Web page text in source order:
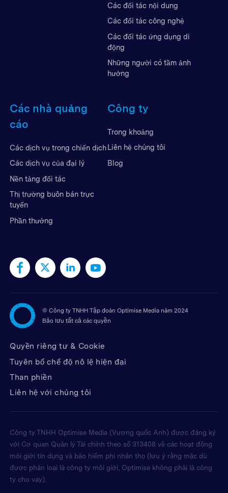
Các đối tác nội dung
Các đối tác công nghệ
Các đối tác ứng dụng di
động
Những người có tầm ảnh
hưởng
Các nhà quảng
cáo
Các dịch vụ trong chiến dịch
Các dịch vụ của đại lý
Nền tảng đối tác
Thị trường buôn bán trực
tuyến
Phần thưởng
Công ty
Trong khoảng
Liên hệ chúng tôi
Blog
© Công ty TNHH Tập đoàn Optimise Media năm 2024
Bảo lưu tất cả các quyền
Quyền riêng tư & Cookie
Tuyên bố chế độ nô lệ hiện đại
Than phiền
Liên hệ với chúng tôi
Công ty TNHH Optimise Media (Vương quốc Anh) được đăng ký
với Cơ quan Quản lý Tài chính theo số 313408 về các hoạt động
môi giới tín dụng và bảo hiểm phi nhân thọ (lưu ý rằng mặc dù
được phân loại là công ty môi giới, Optimise không phải là công
ty cho vay).